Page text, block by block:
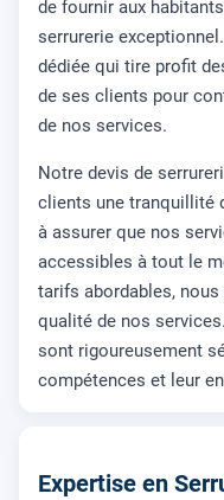
de fournir aux
serrurerie
dédiée qui tire profit
de ses clients pour
de nos services.
Notre devis de
clients une tranquillité
à assurer que nos
accessibles à tout le
tarifs abordables,
qualité de nos
sont rigoureusement
compétences et leur
Expertise en